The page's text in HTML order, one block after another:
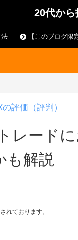
20代から
法 【このブログ
評価（評判）
レード
も解説
れております。